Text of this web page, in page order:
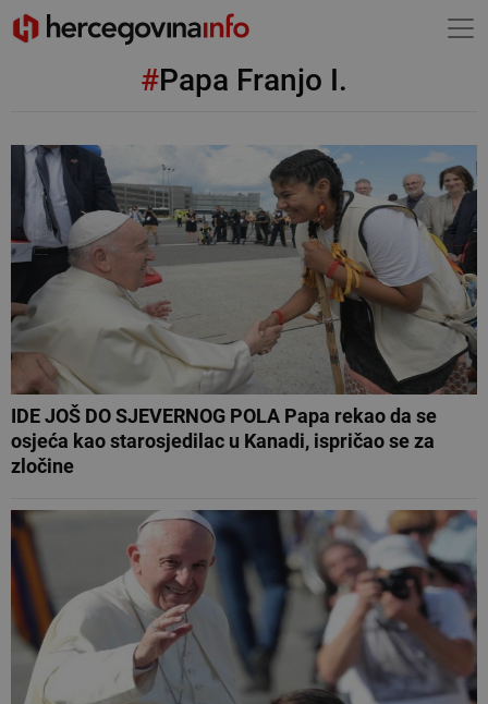
#Papa Franjo I.
IDE JOŠ DO SJEVERNOG POLA Papa rekao da se
osjeća kao starosjedilac u Kanadi, ispričao se za
zločine